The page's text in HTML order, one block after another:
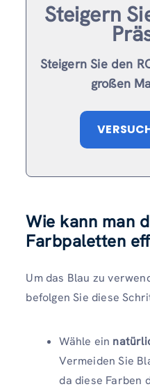
Steigern
Steigern Sie den
großen
Wie kann man
Farbpaletten
Um das Blau zu
befolgen Sie diese
Wähle ein
Vermeiden Sie
da diese Farben